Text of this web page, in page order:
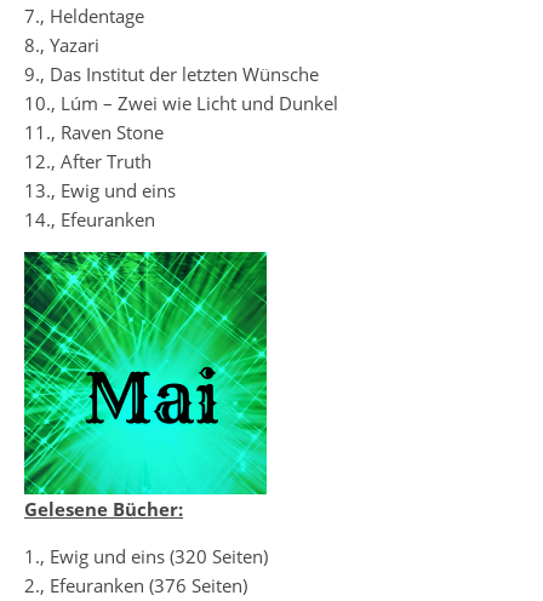
7., Heldentage
8., Yazari
9., Das Institut der letzten Wünsche
10., Lúm – Zwei wie Licht und Dunkel
11., Raven Stone
12., After Truth
13., Ewig und eins
14., Efeuranken
Gelesene Bücher:
1., Ewig und eins (320 Seiten)
2., Efeuranken (376 Seiten)